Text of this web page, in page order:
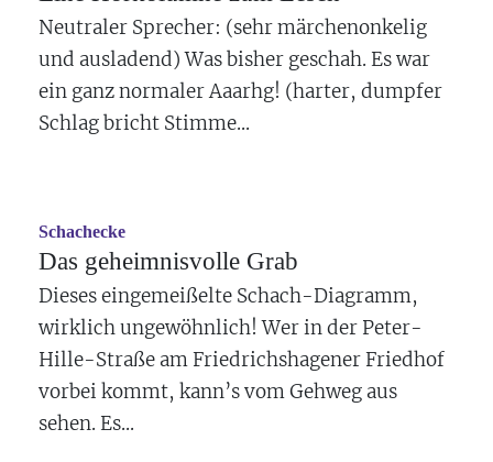
Neutraler Sprecher: (sehr märchenonkelig
und ausladend) Was bisher geschah. Es war
ein ganz normaler Aaarhg! (harter, dumpfer
Schlag bricht Stimme...
Schachecke
Das geheimnisvolle Grab
Dieses eingemeißelte Schach-Diagramm,
wirklich ungewöhnlich! Wer in der Peter-
Hille-Straße am Friedrichshagener Friedhof
vorbei kommt, kann’s vom Gehweg aus
sehen. Es...